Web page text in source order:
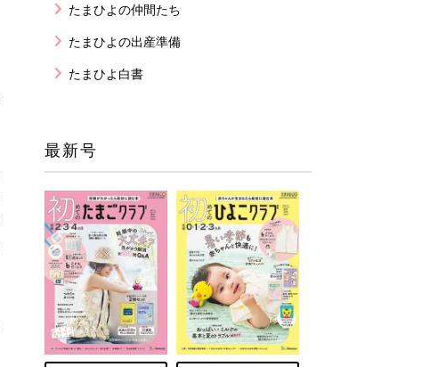
たまひよの仲間たち
たまひよの出産準備
たまひよ白書
最新号